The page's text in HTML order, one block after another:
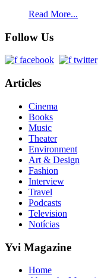
Read More...
Follow Us
Articles
Cinema
Books
Music
Theater
Environment
Art & Design
Fashion
Interview
Travel
Podcasts
Television
Notícias
Yvi Magazine
Home